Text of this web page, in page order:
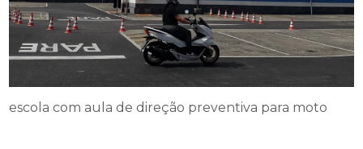
escola com aula de direção preventiva para moto